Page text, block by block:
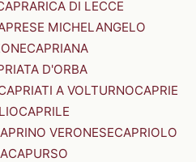
DI LECCE
MICHELANGELO
CAPRIANA
D'ORBA
A VOLTURNOCAPRIE
CAPRILE
VERONESECAPRIOLO
CAPURSO